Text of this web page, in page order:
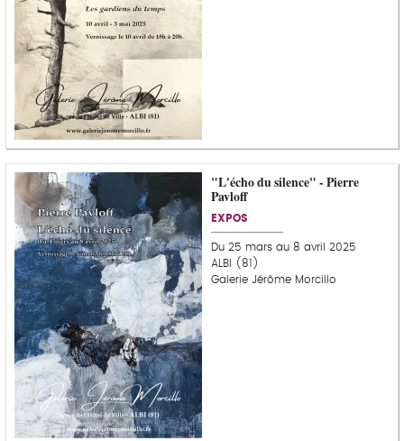
"L'écho du silence" - Pierre
Pavloff
EXPOS
Du 25 mars au 8 avril 2025
ALBI (81)
Galerie Jérôme Morcillo